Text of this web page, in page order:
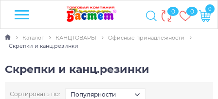
0 0 0
Каталог КАНЦТОВАРЫ
Офисные принадлежности
Скрепки и канц.резинки
Скрепки и канц.резинки
Сортировать по: Популярности